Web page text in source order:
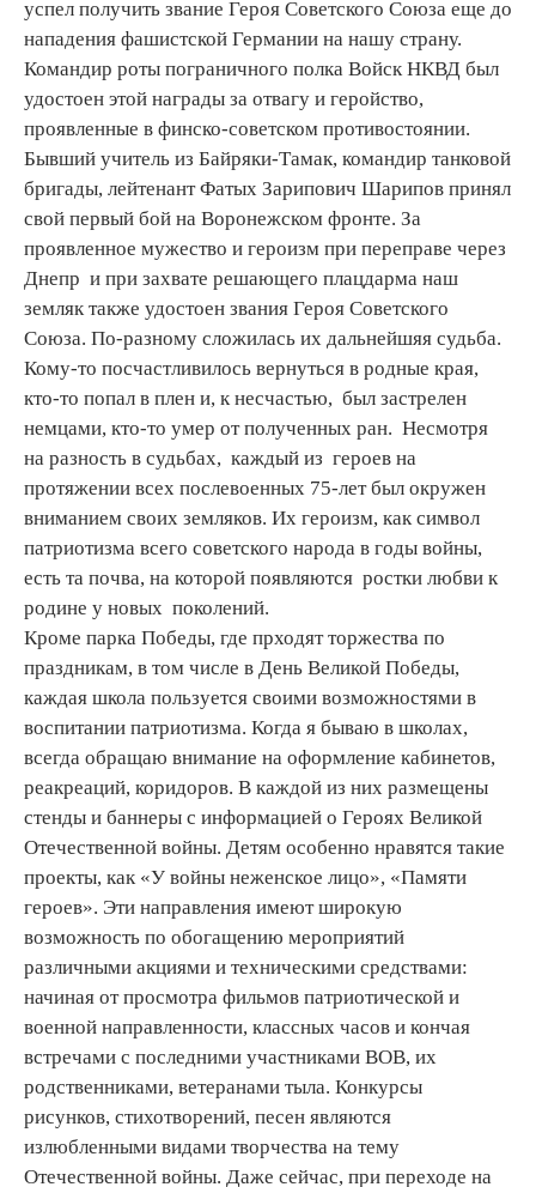
успел получить звание Героя Советского Союза еще до
нападения фашистской Германии на нашу страну.
Командир роты пограничного полка Войск НКВД был
удостоен этой награды за отвагу и геройство,
проявленные в финско-советском противостоянии.
Бывший учитель из Байряки-Тамак, командир танковой
бригады, лейтенант Фатых Зарипович Шарипов принял
свой первый бой на Воронежском фронте. За
проявленное мужество и героизм при переправе через
Днепр и при захвате решающего плацдарма наш
земляк также удостоен звания Героя Советского
Союза. По-разному сложилась их дальнейшяя судьба.
Кому-то посчастливилось вернуться в родные края,
кто-то попал в плен и, к несчастью, был застрелен
немцами, кто-то умер от полученных ран. Несмотря
на разность в судьбах, каждый из героев на
протяжении всех послевоенных 75-лет был окружен
вниманием своих земляков. Их героизм, как символ
патриотизма всего советского народа в годы войны,
есть та почва, на которой появляются ростки любви к
родине у новых поколений.
Кроме парка Победы, где прходят торжества по
праздникам, в том числе в День Великой Победы,
каждая школа пользуется своими возможностями в
воспитании патриотизма. Когда я бываю в школах,
всегда обращаю внимание на оформление кабинетов,
реакреаций, коридоров. В каждой из них размещены
стенды и баннеры с информацией о Героях Великой
Отечественной войны. Детям особенно нравятся такие
проекты, как «У войны неженское лицо», «Памяти
героев». Эти направления имеют широкую
возможность по обогащению мероприятий
различными акциями и техническими средствами:
начиная от просмотра фильмов патриотической и
военной направленности, классных часов и кончая
встречами с последними участниками ВОВ, их
родственниками, ветеранами тыла. Конкурсы
рисунков, стихотворений, песен являются
излюбленными видами творчества на тему
Отечественной войны. Даже сейчас, при переходе на